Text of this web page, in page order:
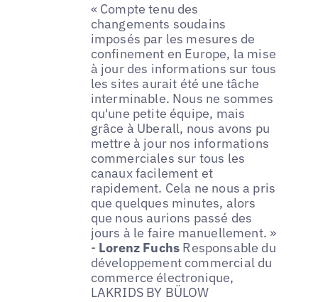
« Compte tenu des
changements soudains
imposés par les mesures de
confinement en Europe, la mise
à jour des informations sur tous
les sites aurait été une tâche
interminable. Nous ne sommes
qu'une petite équipe, mais
grâce à Uberall, nous avons pu
mettre à jour nos informations
commerciales sur tous les
canaux facilement et
rapidement. Cela ne nous a pris
que quelques minutes, alors
que nous aurions passé des
jours à le faire manuellement. »
- Lorenz Fuchs Responsable du
développement commercial du
commerce électronique,
LAKRIDS BY BÜLOW